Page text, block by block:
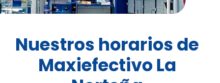
Nuestros horarios de
Maxiefectivo La